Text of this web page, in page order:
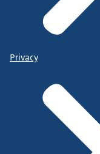
Privacy